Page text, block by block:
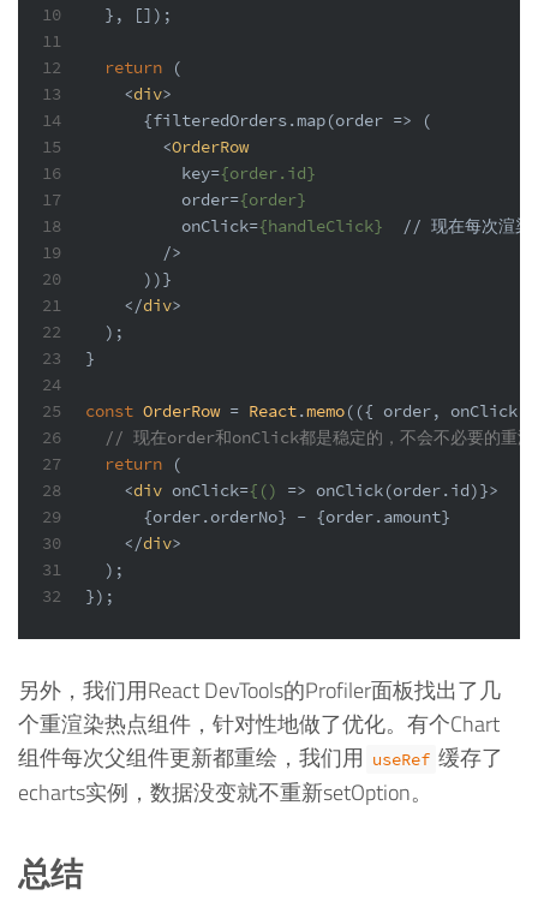
10
11
12
13
14
15
16
17
18
19
20
21
22
23
24
25
26
27
28
29
30
31
32
  }, []);
return (
<div>
      {filteredOrders.map(order => (
<OrderRow
key={order.id}
order={order}
onClick={handleClick}
  //
现在每次渲染
        />
      ))}
</div>
  );
}
const OrderRow = React.memo( ({ order, onClick }
// 现在order和onClick都是稳定的，不会不必要的重渲
return (
<div onClick={() => onClick(order.id)}>
      {order.orderNo} - {order.amount}
</div>
  );
});
另外，我们用React DevTools的Profiler面板找出了几
个重渲染热点组件，针对性地做了优化。有个Chart
组件每次父组件更新都重绘，我们用 useRef 缓存了
echarts实例，数据没变就不重新setOption。
总结